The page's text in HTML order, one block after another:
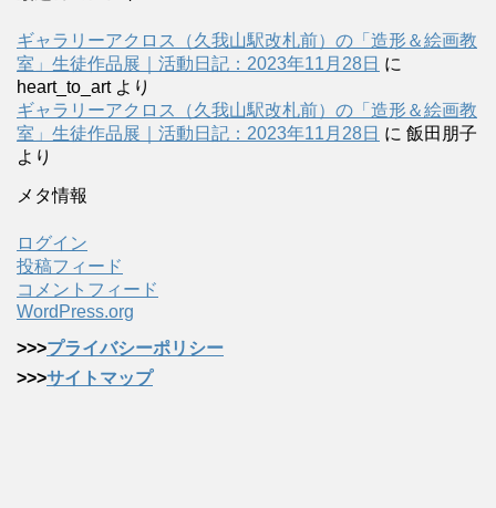
ギャラリーアクロス（久我山駅改札前）の「造形＆絵画教
室」生徒作品展｜活動日記：2023年11月28日 に
heart_to_artより
ギャラリーアクロス（久我山駅改札前）の「造形＆絵画教
室」生徒作品展｜活動日記：2023年11月28日 に 飯田朋子
より
メタ情報
ログイン
投稿フィード
コメントフィード
WordPress.org
>>>プライバシーポリシー
>>>サイトマップ